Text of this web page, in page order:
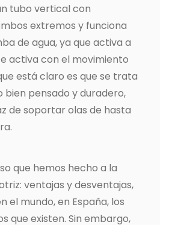
tubo vertical con
extremos y funciona
de agua, ya que activa a
activa con el movimiento
está claro es que se trata
bien pensado y duradero,
de soportar olas de hasta
que hemos hecho a la
ventajas y desventajas,
el mundo, en España, los
que existen. Sin embargo,